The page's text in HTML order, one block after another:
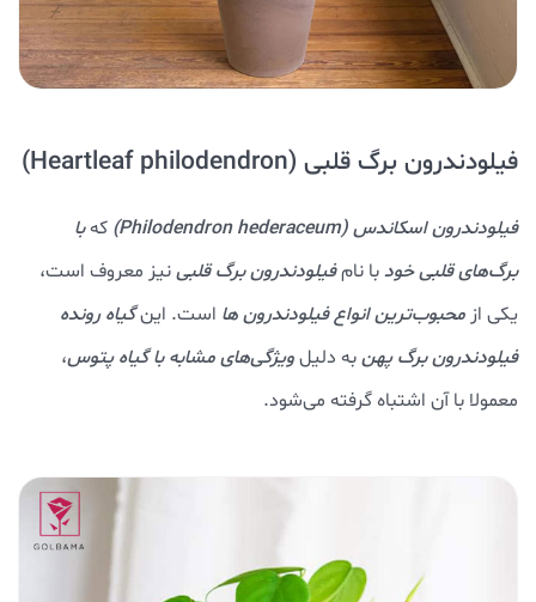
فیلودندرون برگ قلبی (Heartleaf philodendron)
فیلودندرون اسکاندس (Philodendron hederaceum) کهبا
برگ‌های قلبی خودبا نامفیلودندرون برگ قلبینیز معروف است،
یکی از محبوب‌ترین انواع فیلودندرون ها است. اینگیاه رونده
فیلودندرون برگ پهنبه دلیلویژگی‌های مشابه با گیاه پتوس،
معمولا با آن اشتباه گرفته می‌شود.